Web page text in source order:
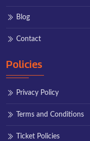
Blog
Contact
Policies
Privacy Policy
Terms and Conditions
Ticket Policies